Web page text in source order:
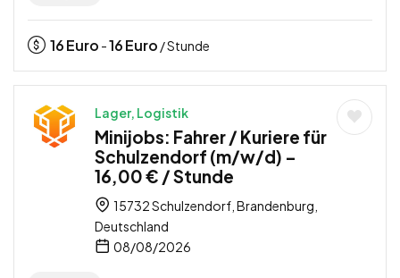
16Euro -16Euro / Stunde
Lager, Logistik
Minijobs: Fahrer / Kuriere für
Schulzendorf (m/w/d) –
16,00 € / Stunde
15732 Schulzendorf, Brandenburg,
Deutschland
08/08/2026